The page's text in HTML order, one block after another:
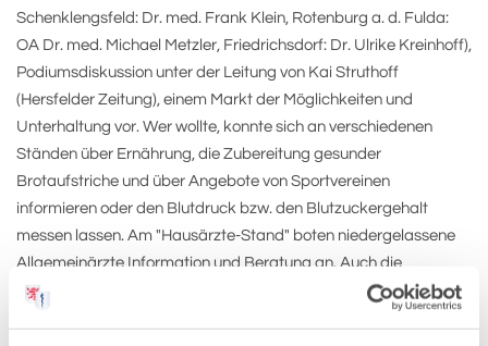
Schenklengsfeld: Dr. med. Frank Klein, Rotenburg a. d. Fulda:
OA Dr. med. Michael Metzler, Friedrichsdorf: Dr. Ulrike Kreinhoff),
Podiumsdiskussion unter der Leitung von Kai Struthoff
(Hersfelder Zeitung), einem Markt der Möglichkeiten und
Unterhaltung vor. Wer wollte, konnte sich an verschiedenen
Ständen über Ernährung, die Zubereitung gesunder
Brotaufstriche und über Angebote von Sportvereinen
informieren oder den Blutdruck bzw. den Blutzuckergehalt
messen lassen. Am "Hausärzte-Stand" boten niedergelassene
Allgemeinärzte Information und Beratung an. Auch die
teilnehmenden Kliniken, die Knappschaft, der Diabetikerbund –